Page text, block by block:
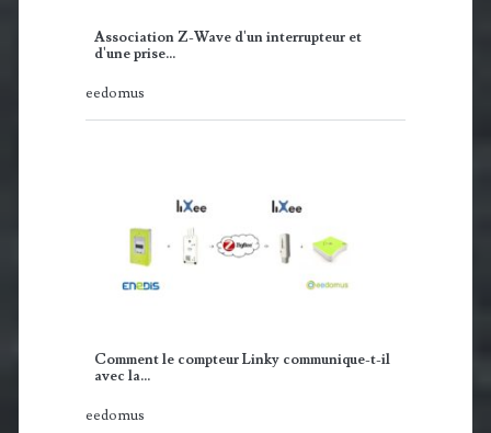
Association Z-Wave d'un interrupteur et
d'une prise…
eedomus
Comment le compteur Linky communique-t-il
avec la…
eedomus